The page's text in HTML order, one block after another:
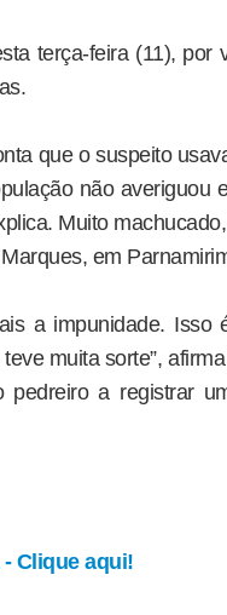
terça-feira (11), por
que o suspeito
não averiguou
Muito
em
a impunidade. Isso
muita sorte”,
a registrar
Clique aqui!